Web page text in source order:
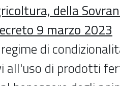
della
9 marzo 2023
di
all'uso di prodotti